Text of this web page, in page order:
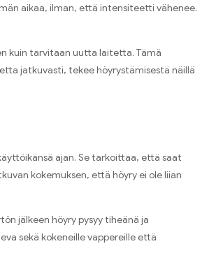
aikaa, ilman, että intensiteetti vähenee.
kuin tarvitaan uutta laitetta. Tämä
jatkuvasti, tekee höyrystämisestä näillä
ajan. Se tarkoittaa, että saat
kokemuksen, että höyry ei ole liian
jälkeen höyry pysyy tiheänä ja
sekä kokeneille vappereille että